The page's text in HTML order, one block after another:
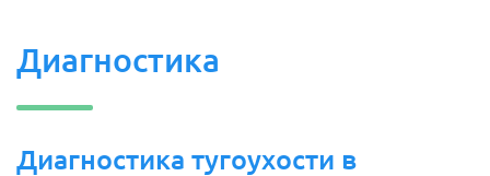
Диагностика
Диагностика тугоухости в